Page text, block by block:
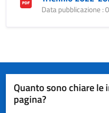
Data pubblicazione :
Quanto sono chiare
pagina?